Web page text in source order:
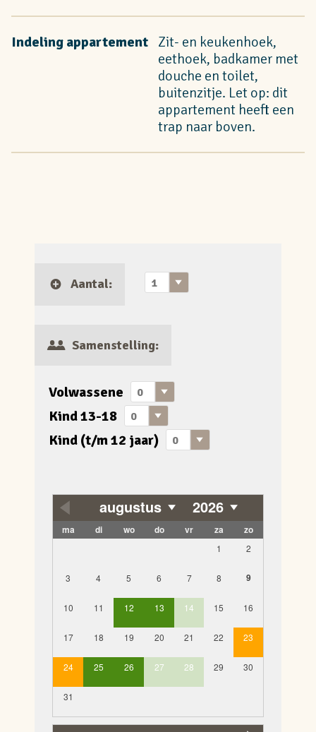
Indeling appartement Zit- en keukenhoek,
eethoek, badkamer met
douche en toilet,
buitenzitje. Let op: dit
appartement heeft een
trap naar boven.
Aantal:
Samenstelling:
Volwassene
Kind 13-18
Kind (t/m 12 jaar)
augustus 2026
ma di wo do vr za zo
1 2
3 4 5 6 7 8 9
10 11 12 13 14 15 16
17 18 19 20 21 22 23
24 25 26 27 28 29 30
31